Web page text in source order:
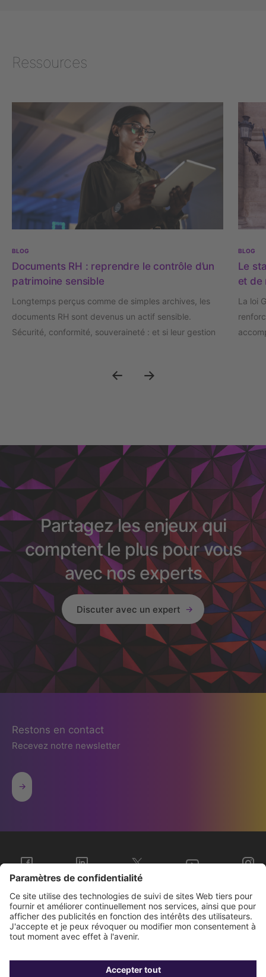
Ressources
BLOG
Documents RH : reprendre le contrôle d’un
patrimoine sensible
Longtemps perçus comme de simples archives, les
documents RH sont devenus un actif sensible.
Sécurité, conformité, souveraineté : et si leur gestion
BLOG
Le
et de
La loi
Partagez les enjeux qui
comptent le plus pour vous
avec nos experts
Discuter avec un expert
Restons en contact
Recevez notre newsletter
Sopra Steria Groupe
Investisseurs
Nous connaître
Contact